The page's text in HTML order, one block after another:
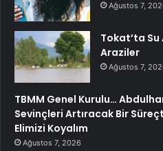
Ağustos 7,
Tokat’ta Su
Araziler
Ağustos 7,
TBMM Genel Kurulu…
Sevinçleri Artıracak Bir
Elimizi Koyalım
Ağustos 7, 2026